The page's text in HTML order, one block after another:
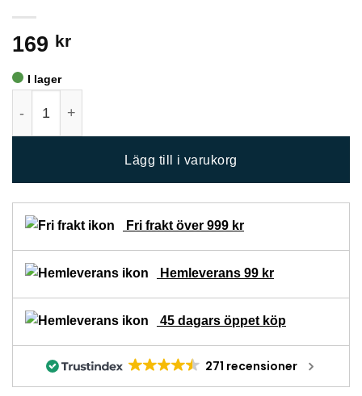
169 kr
I lager
Lägg till i varukorg
Fri frakt över 999 kr
Hemleverans 99 kr
45 dagars öppet köp
271 recensioner